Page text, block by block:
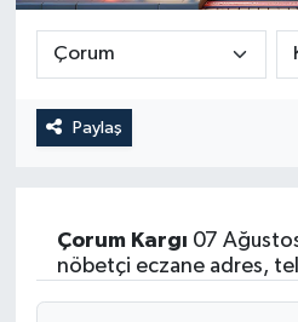
Paylaş
Çorum Kargı 07
nöbetçi eczane adres,
Güncel
Kültür & Sanat
Resmi İlan